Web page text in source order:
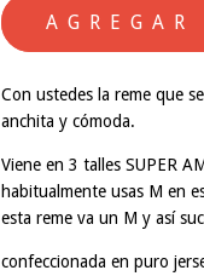
Con ustedes la reme que
anchita y cómoda.
Viene en 3 talles SUPER
habitualmente usas M en
esta reme va un M y así
confeccionada en puro